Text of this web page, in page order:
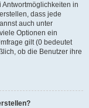
in
dass jede
auch unter
Optionen ein
gilt (0 bedeutet
ob die Benutzer ihre